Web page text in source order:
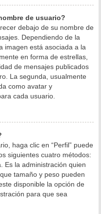
de usuario?
debajo de su nombre de
Dependiendo de la
imagen está asociada a la
en forma de estrellas,
de mensajes publicados
La segunda, usualmente
como avatar y
cada usuario.
haga clic en “Perfil” puede
siguientes cuatro métodos:
Es la administración quien
tamaño y peso pueden
disponible la opción de
para que sea